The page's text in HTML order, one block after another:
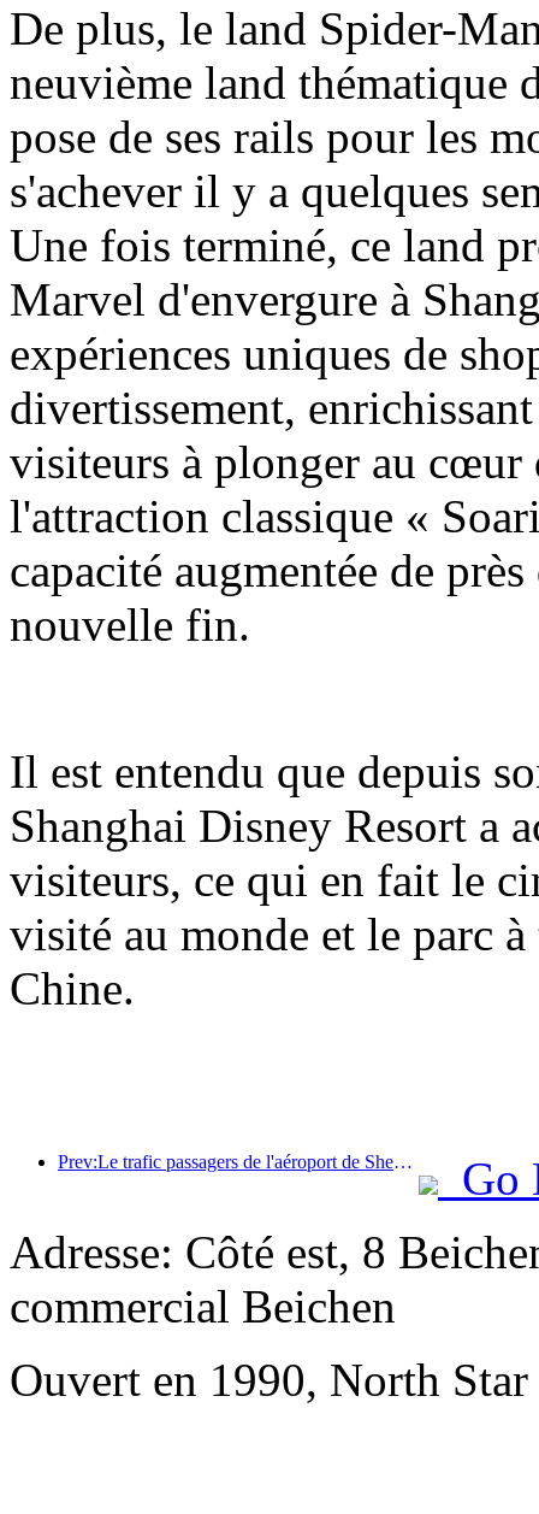
De plus, le land Spider-
neuvième land thématique
pose de ses rails pour les
s'achever il y a quelques
Une fois terminé, ce land
Marvel d'envergure à
expériences uniques de
divertissement,
visiteurs à plonger au
l'attraction classique «
capacité augmentée de
nouvelle fin.
Il est entendu que depuis
Shanghai Disney Resort a
visiteurs, ce qui en fait le
visité au monde et le parc
Chine.
Prev:Le trafic passagers de l'aéroport de Shenzhen a dépassé les 3 millions cette année, établissant un nouveau record pour la même période.
Go
Adresse: Côté est, 8
commercial Beichen
Ouvert en 1990, North